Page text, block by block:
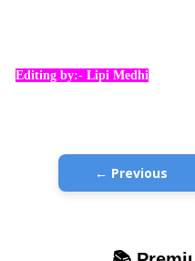
Editing by:- Lipi Medhi
← Previous